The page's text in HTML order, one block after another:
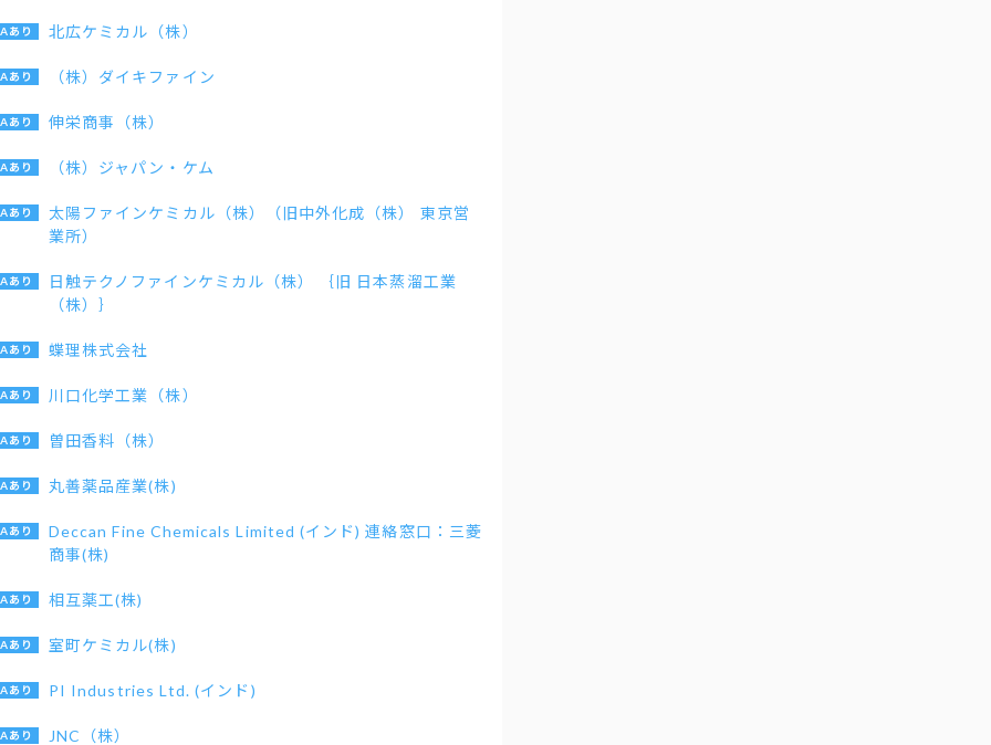
北広ケミカル（株）
（株）ダイキファイン
伸栄商事（株）
（株）ジャパン・ケム
太陽ファインケミカル（株）（旧中外化成（株） 東京営
業所）
日触テクノファインケミカル（株） ｛旧 日本蒸溜工業
（株）｝
蝶理株式会社
川口化学工業（株）
曽田香料（株）
丸善薬品産業(株)
Deccan Fine Chemicals Limited (インド) 連絡窓口：三菱
商事(株)
相互薬工(株)
室町ケミカル(株)
PI Industries Ltd. (インド)
JNC（株）